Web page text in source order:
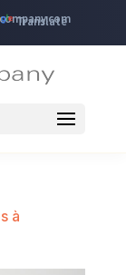
Translate
à